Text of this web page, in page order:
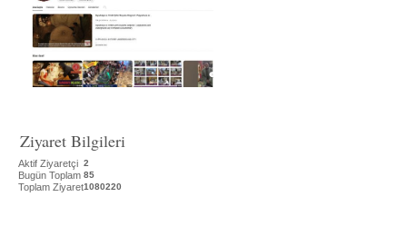
Ziyaret Bilgileri
Aktif Ziyaretçi 2
Bugün Toplam 85
Toplam Ziyaret1080220